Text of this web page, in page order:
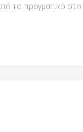
το πραγματικό